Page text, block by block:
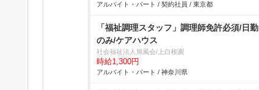
アルバイト・パート / 契約社員 / 東京都
「福祉調理スタッフ」調理師免許必須/日勤
のみ/ケアハウス
社会福祉法人旭風会/上白根園
時給1,300円
アルバイト・パート / 神奈川県